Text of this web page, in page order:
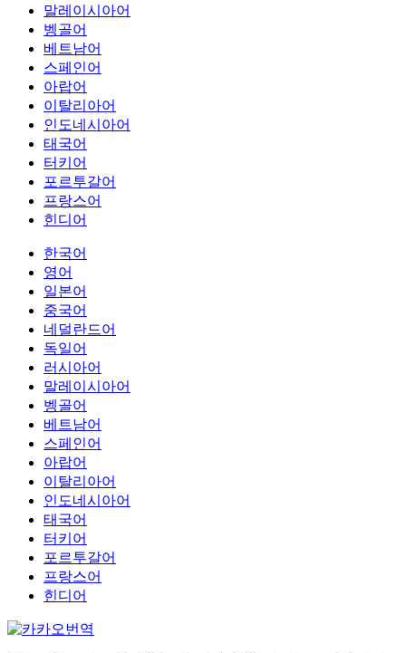
말레이시아어
벵골어
베트남어
스페인어
아랍어
이탈리아어
인도네시아어
태국어
터키어
포르투갈어
프랑스어
힌디어
한국어
영어
일본어
중국어
네덜란드어
독일어
러시아어
말레이시아어
벵골어
베트남어
스페인어
아랍어
이탈리아어
인도네시아어
태국어
터키어
포르투갈어
프랑스어
힌디어